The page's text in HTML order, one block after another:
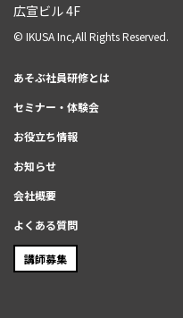
広宣ビル 4F
© IKUSA Inc,All Rights Reserved.
あそぶ社員研修とは
セミナー・体験会
お役立ち情報
お知らせ
会社概要
よくある質問
講師募集